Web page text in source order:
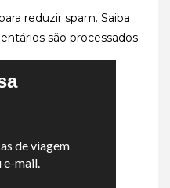
reduzir spam. Saiba
são processados.
de viagem
e-mail.